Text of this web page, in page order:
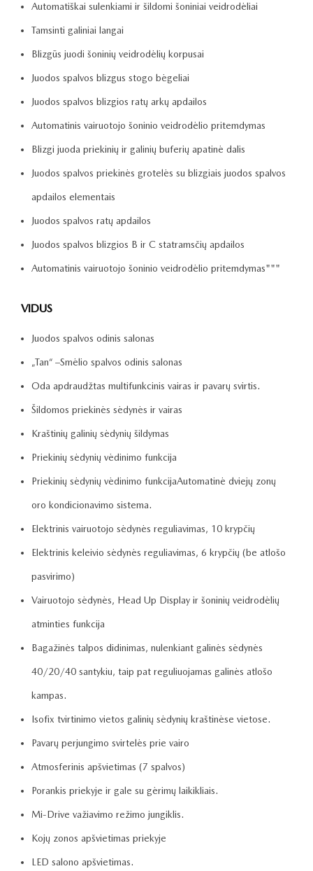
Automatiškai sulenkiami ir šildomi šoniniai veidrodėliai
Tamsinti galiniai langai
Blizgūs juodi šoninių veidrodėlių korpusai
Juodos spalvos blizgus stogo bėgeliai
Juodos spalvos blizgios ratų arkų apdailos
Automatinis vairuotojo šoninio veidrodėlio pritemdymas
Blizgi juoda priekinių ir galinių buferių apatinė dalis
Juodos spalvos priekinės grotelės su blizgiais juodos spalvos
apdailos elementais
Juodos spalvos ratų apdailos
Juodos spalvos blizgios B ir C statramsčių apdailos
Automatinis vairuotojo šoninio veidrodėlio pritemdymas"""
VIDUS
Juodos spalvos odinis salonas
„Tan“ –Smėlio spalvos odinis salonas
Oda apdraudžtas multifunkcinis vairas ir pavarų svirtis.
Šildomos priekinės sėdynės ir vairas
Kraštinių galinių sėdynių šildymas
Priekinių sėdynių vėdinimo funkcija
Priekinių sėdynių vėdinimo funkcijaAutomatinė dviejų zonų
oro kondicionavimo sistema.
Elektrinis vairuotojo sėdynės reguliavimas, 10 krypčių
Elektrinis keleivio sėdynės reguliavimas, 6 krypčių (be atlošo
pasvirimo)
Vairuotojo sėdynės, Head Up Display ir šoninių veidrodėlių
atminties funkcija
Bagažinės talpos didinimas, nulenkiant galinės sėdynės
40/20/40 santykiu, taip pat reguliuojamas galinės atlošo
kampas.
Isofix tvirtinimo vietos galinių sėdynių kraštinėse vietose.
Pavarų perjungimo svirtelės prie vairo
Atmosferinis apšvietimas (7 spalvos)
Porankis priekyje ir gale su gėrimų laikikliais.
Mi-Drive važiavimo režimo jungiklis.
Kojų zonos apšvietimas priekyje
LED salono apšvietimas.